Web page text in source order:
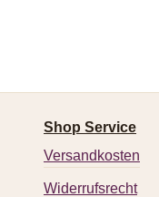
Shop Service
Versandkosten
Widerrufsrecht